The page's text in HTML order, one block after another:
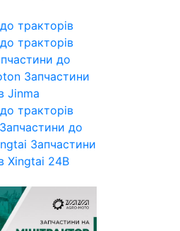
тракторів
тракторів
до
Запчастини
Jinma
тракторів
Запчастини до
Запчастини
Xingtai 24B